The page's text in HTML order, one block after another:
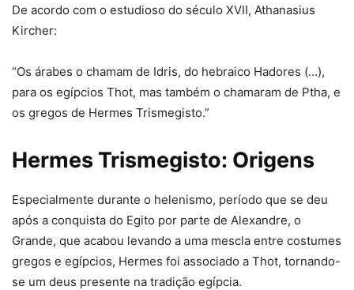
De acordo com o estudioso do século XVII, Athanasius
Kircher:
“Os árabes o chamam de Idris, do hebraico Hadores (…),
para os egípcios Thot, mas também o chamaram de Ptha, e
os gregos de Hermes Trismegisto.”
Hermes Trismegisto: Origens
Especialmente durante o helenismo, período que se deu
após a conquista do Egito por parte de Alexandre, o
Grande, que acabou levando a uma mescla entre costumes
gregos e egípcios, Hermes foi associado a Thot, tornando-
se um deus presente na tradição egípcia.